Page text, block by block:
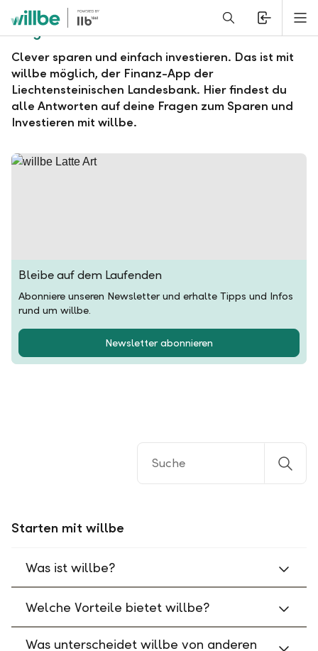
Alerts.Headline
Fragen und Antworten zu willbe
Clever sparen und einfach investieren. Das ist mit
willbe möglich, der Finanz-App der
Liechtensteinischen Landesbank. Hier findest du
alle Antworten auf deine Fragen zum Sparen und
Investieren mit willbe.
Bleibe auf dem Laufenden
Abonniere unseren Newsletter und erhalte Tipps und Infos
rund um willbe.
Newsletter abonnieren
Starten mit willbe
Was ist willbe?
Welche Vorteile bietet willbe?
Was unterscheidet willbe von anderen